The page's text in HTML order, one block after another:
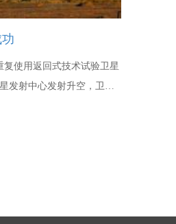
复使用返回式技术试验卫星
发射中心发射升空，卫星
程写下了浓墨重彩的一